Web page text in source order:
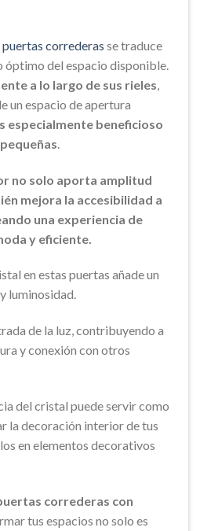
puertas correderas se traduce
óptimo del espacio disponible.
a lo largo de sus rieles
un espacio de apertura
especialmente beneficioso
no solo aporta amplitud
mejora la accesibilidad a
una experiencia de
y eficiente.
en estas puertas añade un
luminosidad.
de la luz, contribuyendo a
y conexión con otros
del cristal puede servir como
la decoración interior de tus
en elementos decorativos
correderas con
tus espacios no solo es